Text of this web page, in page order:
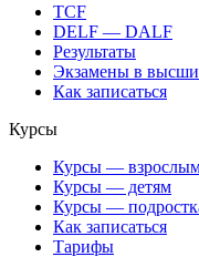
TCF
DELF — DALF
Результаты
Экзамены в
Как записаться
Курсы
Курсы —
Курсы — детям
Курсы —
Как записаться
Тарифы